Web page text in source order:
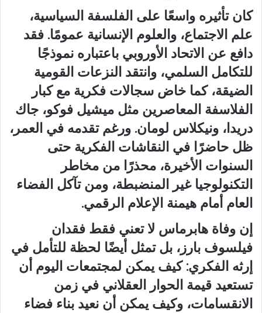
كان تأثيره واسعًا على الفلسفة السياسية،
علم الاجتماع، والعلوم الإنسانية عمومًا. فقد
دافع عن الاتحاد الأوروبي باعتباره نموذجًا
للتكامل السلمي، وانتقد النزعات القومية
الضيقة، كما خاض سجالات فكرية مع كبار
الفلاسفة المعاصرين مثل ميشيل فوكو، جاك
دريدا، ونيكلاس لومان. ورغم تقدمه في العمر،
ظل حاضرًا في النقاشات الفكرية حتى
السنوات الأخيرة، محذرًا من مخاطر
التكنولوجيا غير المنضبطة، ومن تآكل الفضاء
العام أمام هيمنة الإعلام الرقمي.
إن وفاة هابرماس لا تعني فقط فقدان
فيلسوف بارز، بل تمثل أيضًا لحظة للتأمل في
إرثه الفكري: كيف يمكن لمجتمعات اليوم أن
تستعيد قيمة الحوار العقلاني في زمن
الانقسامات، وكيف يمكن أن نعيد بناء فضاء